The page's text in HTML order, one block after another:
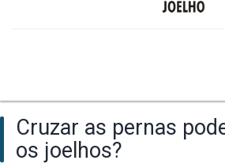
Cruzar as pernas
os joelhos?